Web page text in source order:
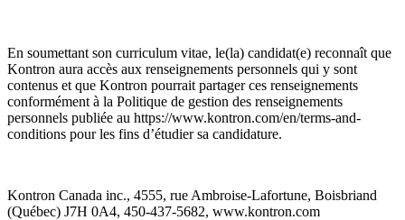
En soumettant son curriculum vitae, le(la) candidat(e) reconnaît que
Kontron aura accès aux renseignements personnels qui y sont
contenus et que Kontron pourrait partager ces renseignements
conformément à la Politique de gestion des renseignements
personnels publiée au https://www.kontron.com/en/terms-and-
conditions pour les fins d’étudier sa candidature.
Kontron Canada inc., 4555, rue Ambroise-Lafortune, Boisbriand
(Québec) J7H 0A4, 450-437-5682, www.kontron.com